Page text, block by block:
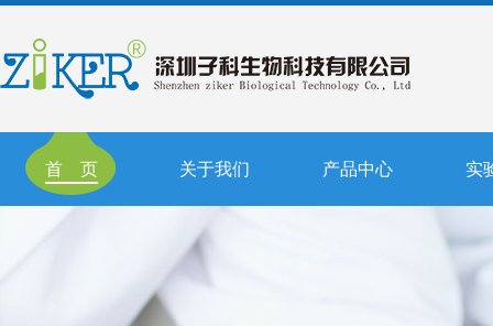
首 页 关于我们 产品中心 实